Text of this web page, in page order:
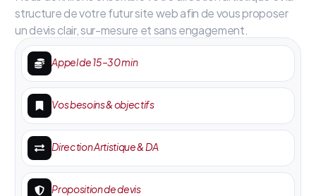
structure de votre futur site web afin de vous proposer
un devis clair, sur-mesure et sans engagement.
Appel de 15–30 min
Vos besoins & objectifs
Direction Artistique & DA
Proposition de devis